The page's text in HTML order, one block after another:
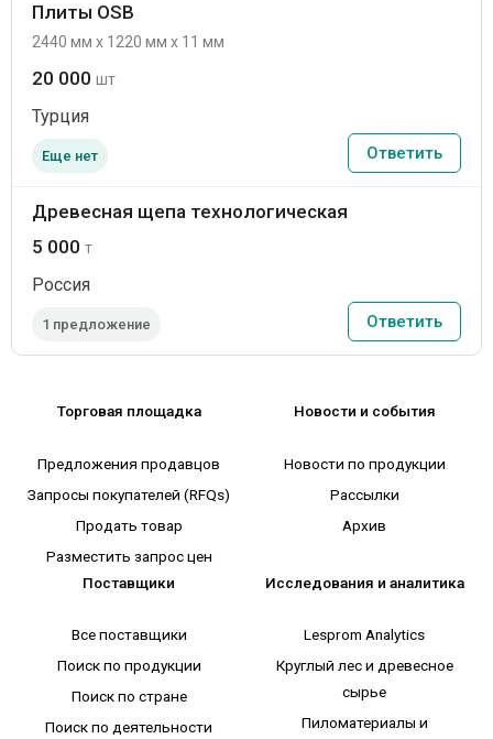
Плиты OSB
2440 мм x 1220 мм x 11 мм
20 000 шт
Турция
Еще нет Ответить
Древесная щепа технологическая
5 000 т
Россия
1 предложение Ответить
Торговая площадка
Предложения продавцов
Запросы покупателей (RFQs)
Продать товар
Разместить запрос цен
Новости и события
Новости по продукции
Рассылки
Архив
Поставщики
Все поставщики
Поиск по продукции
Поиск по стране
Поиск по деятельности
Исследования и аналитика
Lesprom Analytics
Круглый лес и древесное
сырье
Пиломатериалы и